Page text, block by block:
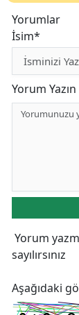
Yorumlar
İsim*
Yorum
Yorum
sayılırsınız
Aşağıdaki